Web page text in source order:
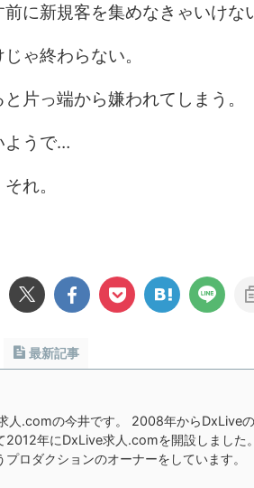
に新規客を集めなきゃいけな
ゃ終わらない。
片っ端から嫌われてしまう。
ようで…
れ。
最新記事
人.comの今井です。 2008年からDxLive
2012年にDxLive求人.comを開設しました
プロダクションのオーナーをしています。